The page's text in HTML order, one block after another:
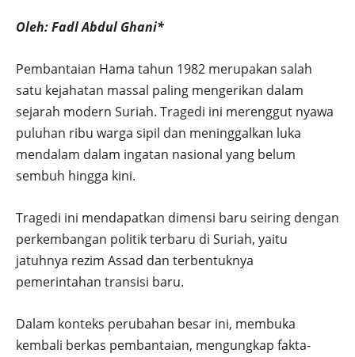
Oleh: Fadl Abdul Ghani*
Pembantaian Hama tahun 1982 merupakan salah
satu kejahatan massal paling mengerikan dalam
sejarah modern Suriah. Tragedi ini merenggut nyawa
puluhan ribu warga sipil dan meninggalkan luka
mendalam dalam ingatan nasional yang belum
sembuh hingga kini.
Tragedi ini mendapatkan dimensi baru seiring dengan
perkembangan politik terbaru di Suriah, yaitu
jatuhnya rezim Assad dan terbentuknya
pemerintahan transisi baru.
Dalam konteks perubahan besar ini, membuka
kembali berkas pembantaian, mengungkap fakta-